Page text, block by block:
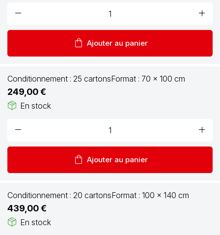
remove add
shopping_bag Ajouter au panier
Conditionnement : 25 cartonsFormat : 70 x 100 cm
249,00 €
package_2 En stock
remove add
shopping_bag Ajouter au panier
Conditionnement : 20 cartonsFormat : 100 x 140 cm
439,00 €
package_2 En stock